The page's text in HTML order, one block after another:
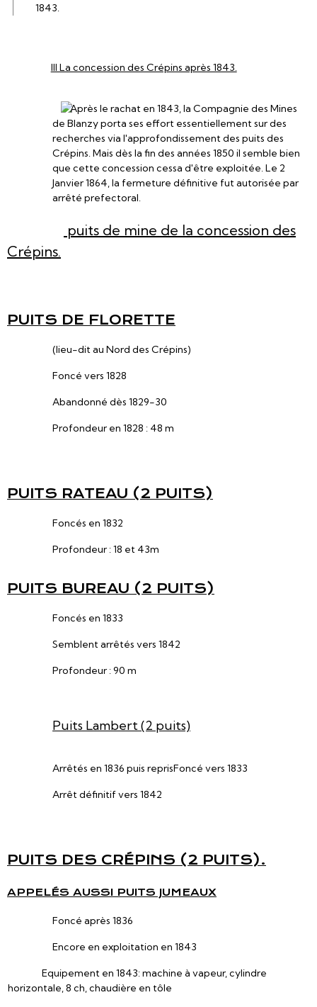
1843.
III La concession des Crépins après 1843.
Après le rachat en 1843, la Compagnie des Mines
de Blanzy porta ses effort essentiellement sur des
recherches via l'approfondissement des puits des
Crépins. Mais dès la fin des années 1850 il semble bien
que cette concession cessa d'être exploitée. Le 2
Janvier 1864, la fermeture définitive fut autorisée par
arrêté prefectoral.
puits de mine de la concession des
Crépins.
PUITS DE FLORETTE
(lieu-dit au Nord des Crépins)
Foncé vers 1828
Abandonné dès 1829-30
Profondeur en 1828 : 48 m
PUITS RATEAU (2 PUITS)
Foncés en 1832
Profondeur : 18 et 43m
PUITS BUREAU (2 PUITS)
Foncés en 1833
Semblent arrêtés vers 1842
Profondeur : 90 m
Puits Lambert (2 puits)
Arrêtés en 1836 puis reprisFoncé vers 1833
Arrêt définitif vers 1842
PUITS DES CRÉPINS (2 PUITS).
APPELÉS AUSSI PUITS JUMEAUX
Foncé après 1836
Encore en exploitation en 1843
Equipement en 1843: machine à vapeur, cylindre
horizontale, 8 ch, chaudière en tôle